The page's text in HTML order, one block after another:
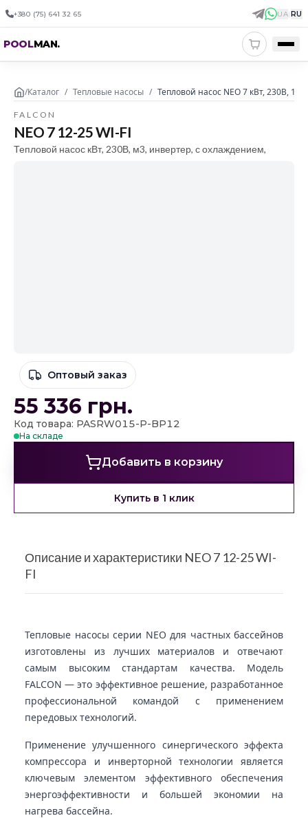
+380 (75) 641 32 65 UA|RU
POOLMAN.
/Каталог / Тепловые насосы / Тепловой насос NEO 7 кВт, 230В,
FALCON
NEO 7 12-25 WI-FI
Тепловой насос кВт, 230В, м3, инвертер, с охлаждением,
Оптовый заказ
55 336 грн.
Код товара: PASRW015-P-BP12
На складе
Добавить в корзину
Купить в 1 клик
Описание и характеристики NEO 7 12-25 WI-
FI
Тепловые насосы серии NEO для частных бассейнов
изготовлены из лучших материалов и отвечают
самым высоким стандартам качества. Модель
FALCON — это эффективное решение, разработанное
профессиональной командой с применением
передовых технологий.
Применение улучшенного синергического эффекта
компрессора и инверторной технологии является
ключевым элементом эффективного обеспечения
энергоэффективности и большей экономии на
нагрева бассейна.